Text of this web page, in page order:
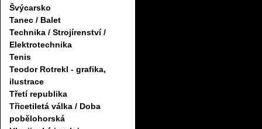
Švýcarsko
Tanec / Balet
Technika / Strojírenství /
Elektrotechnika
Tenis
Teodor Rotrekl - grafika,
ilustrace
Třetí republika
Třicetiletá válka / Doba
pobělohorská